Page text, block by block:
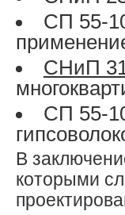
СП 55-
СНиП
СП 55-
В
которыми